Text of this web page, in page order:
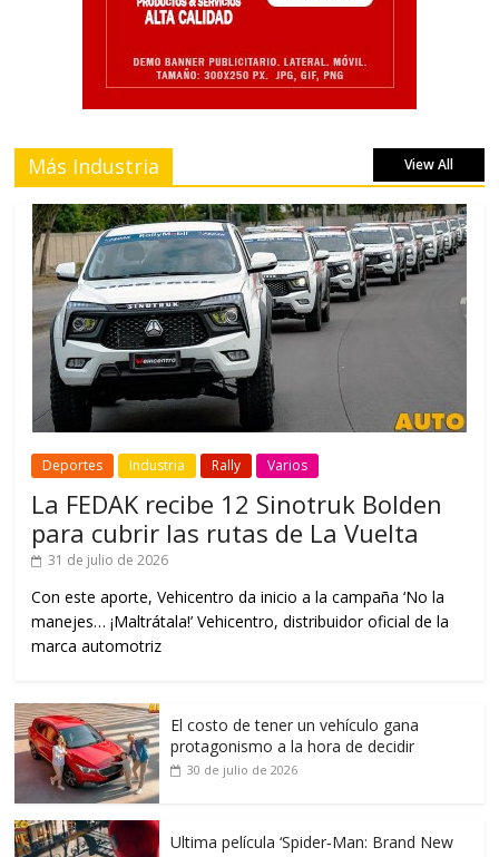
Más Industria View All
Deportes Industria Rally Varios
La FEDAK recibe 12 Sinotruk Bolden
para cubrir las rutas de La Vuelta
31 de julio de 2026
Con este aporte, Vehicentro da inicio a la campaña ‘No la
manejes… ¡Maltrátala!’ Vehicentro, distribuidor oficial de la
marca automotriz
El costo de tener un vehículo gana
protagonismo a la hora de decidir
30 de julio de 2026
Ultima película ‘Spider‑Man: Brand New